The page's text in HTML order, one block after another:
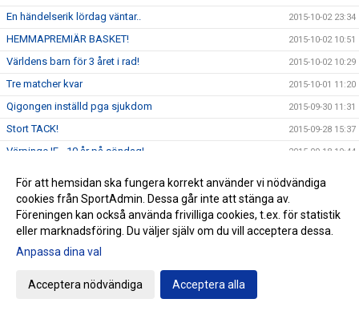
En händelserik lördag väntar.. 2015-10-02 23:34
HEMMAPREMIÄR BASKET! 2015-10-02 10:51
Världens barn för 3 året i rad! 2015-10-02 10:29
Tre matcher kvar 2015-10-01 11:20
Qigongen inställd pga sjukdom 2015-09-30 11:31
Stort TACK! 2015-09-28 15:37
Värpinge IF - 10 år på söndag! 2015-09-18 19:44
Nyttig kväll i Stångby
Qigong - inställd onsdag/lördag 2015-09-16 10:33
Nytt möte med GIF Nike på Fågelvallen
För att hemsidan ska fungera korrekt använder vi nödvändiga
cookies från SportAdmin. Dessa går inte att stänga av.
Föreningen kan också använda frivilliga cookies, t.ex. för statistik
eller marknadsföring. Du väljer själv om du vill acceptera dessa.
Anpassa dina val
Acceptera nödvändiga Acceptera alla